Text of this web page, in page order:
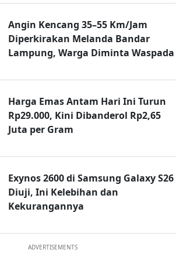
Angin Kencang 35–55 Km/Jam
Diperkirakan Melanda Bandar
Lampung, Warga Diminta Waspada
Harga Emas Antam Hari Ini Turun
Rp29.000, Kini Dibanderol Rp2,65
Juta per Gram
Exynos 2600 di Samsung Galaxy S26
Diuji, Ini Kelebihan dan
Kekurangannya
ADVERTISEMENTS